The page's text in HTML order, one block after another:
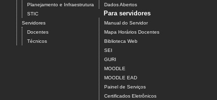
Planejamento e Infraestrutura
STIC
Servidores
Docentes
Técnicos
Dados Abertos
Para servidores
Manual do Servidor
Mapa Horários Docentes
Biblioteca Web
SEI
GURI
MOODLE
MOODLE EAD
Painel de Serviços
Certificados Eletrônicos